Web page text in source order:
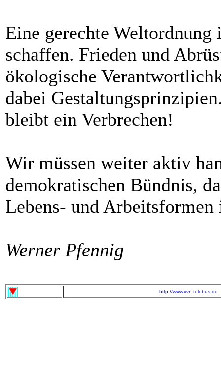
Eine gerechte
schaffen. Frieden und
ökologische
dabei
bleibt ein Verbrechen!
Wir müssen weiter aktiv
demokratischen Bündnis,
Lebens- und
Werner Pfennig
http://www.vvn.telebus.de